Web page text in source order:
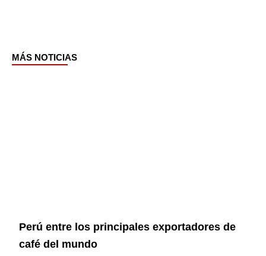
MÁS NOTICIAS
Perú entre los principales exportadores de
café del mundo